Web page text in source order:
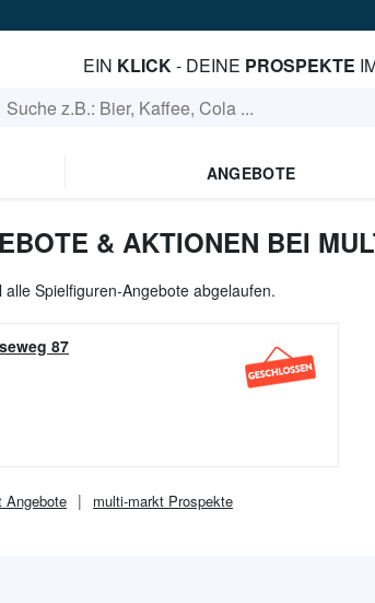
EIN KLICK- DEINE PROSPEKTE
ANGEBOTE
& AKTIONEN BEI
alle Spielfiguren-Angebote abgelaufen.
87
Angebote multi-markt Prospekte